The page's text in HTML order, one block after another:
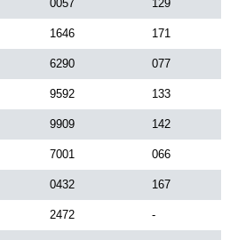
0057 129
1646 171
6290 077
9592 133
9909 142
7001 066
0432 167
2472 -